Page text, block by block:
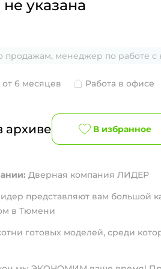
указана
менеджер по работе с
от 6 месяцев Работа в офисе
архиве В избранное
Дверная компания ЛИДЕР
представляют вам большой
в Тюмени
готовых моделей, среди